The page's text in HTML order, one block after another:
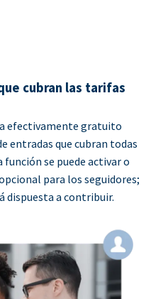
cubran las tarifas
efectivamente gratuito
entradas que cubran todas
se puede activar o
para los seguidores;
dispuesta a contribuir.